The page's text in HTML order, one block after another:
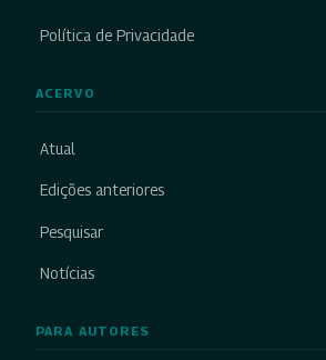
Política de Privacidade
ACERVO
Atual
Edições anteriores
Pesquisar
Notícias
PARA AUTORES